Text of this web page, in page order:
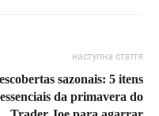
наступна стаття
sazonais: 5 itens
essenciais da primavera do